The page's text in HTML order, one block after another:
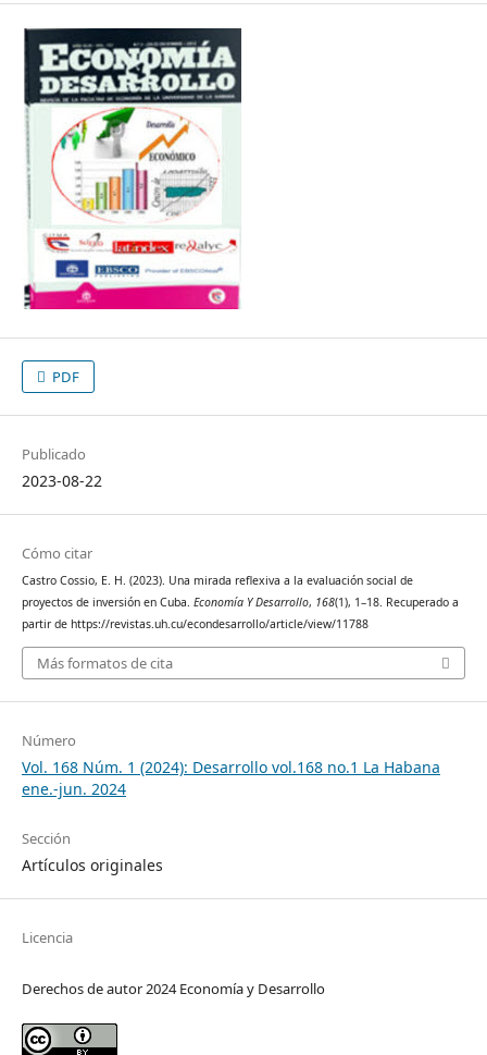
PDF
Publicado
2023-08-22
Cómo citar
Castro Cossio, E. H. (2023). Una mirada reflexiva a la evaluación social de
proyectos de inversión en Cuba. Economía Y Desarrollo, 168(1), 1–18. Recuperado a
partir de https://revistas.uh.cu/econdesarrollo/article/view/11788
Más formatos de cita
Número
Vol. 168 Núm. 1 (2024): Desarrollo vol.168 no.1 La Habana
ene.-jun. 2024
Sección
Artículos originales
Licencia
Derechos de autor 2024 Economía y Desarrollo